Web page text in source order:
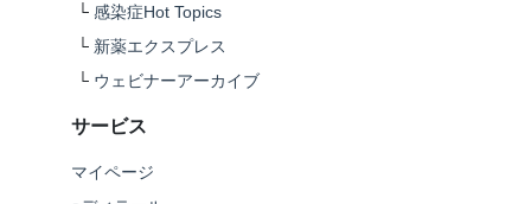
└ 感染症Hot Topics
└ 新薬エクスプレス
└ ウェビナーアーカイブ
サービス
マイページ